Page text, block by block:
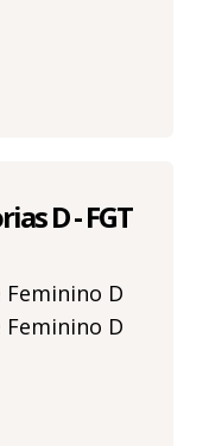
D - FGT
Feminino D
Feminino D